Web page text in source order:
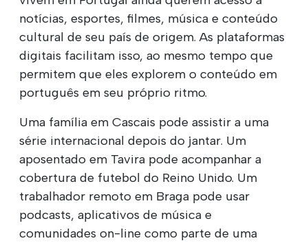
notícias, esportes, filmes, música e conteúdo
cultural de seu país de origem. As plataformas
digitais facilitam isso, ao mesmo tempo que
permitem que eles explorem o conteúdo em
português em seu próprio ritmo.
Uma família em Cascais pode assistir a uma
série internacional depois do jantar. Um
aposentado em Tavira pode acompanhar a
cobertura de futebol do Reino Unido. Um
trabalhador remoto em Braga pode usar
podcasts, aplicativos de música e
comunidades on-line como parte de uma